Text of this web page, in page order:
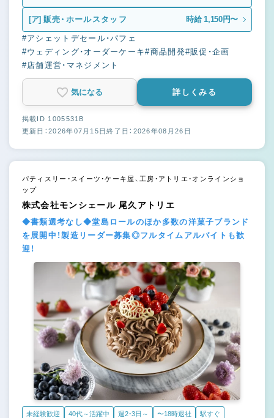
[ア] 販売・ホールスタッフ 時給 1,150円〜
#アシェットデセール・パフェ
#ウェディング・オーダーケーキ#商品開発#販促・企画
#店舗運営・マネジメント
気になる 詳しくみる
掲載ID 1005531B
更新日：2026年07月15日終了日：2026年08月26日
パティスリー・スイーツ・ケーキ屋、工房・アトリエ・オンラインショ
ップ
株式会社モンシェール 尾久アトリエ
◆書類選考なし◆堂島ロールのほか多数の洋菓子ブランド
を展開中！製造リーダー募集◎フルタイムアルバイトも歓
迎！
未経験歓迎 40代～活躍中 週2・3日～ 〜18時退社 駅すぐ